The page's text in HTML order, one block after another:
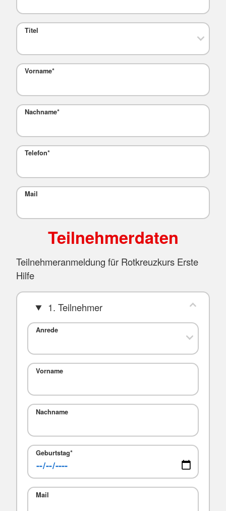
Titel
Vorname*
Nachname*
Telefon*
Mail
Teilnehmerdaten
Teilnehmeranmeldung für Rotkreuzkurs Erste
Hilfe
1. Teilnehmer
Anrede
Vorname
Nachname
Geburtstag*
Mail